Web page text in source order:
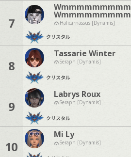
7
Wmmmmmmmmm
Wmmmmmmmmm
Halicarnassus [Dynamis]
クリスタル
8
Tassarie Winter
Seraph [Dynamis]
クリスタル
9
Labrys Roux
Seraph [Dynamis]
クリスタル
10
Mi Ly
Seraph [Dynamis]